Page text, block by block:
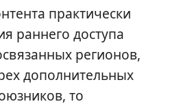
практически
раннего доступа
регионов,
дополнительных
то